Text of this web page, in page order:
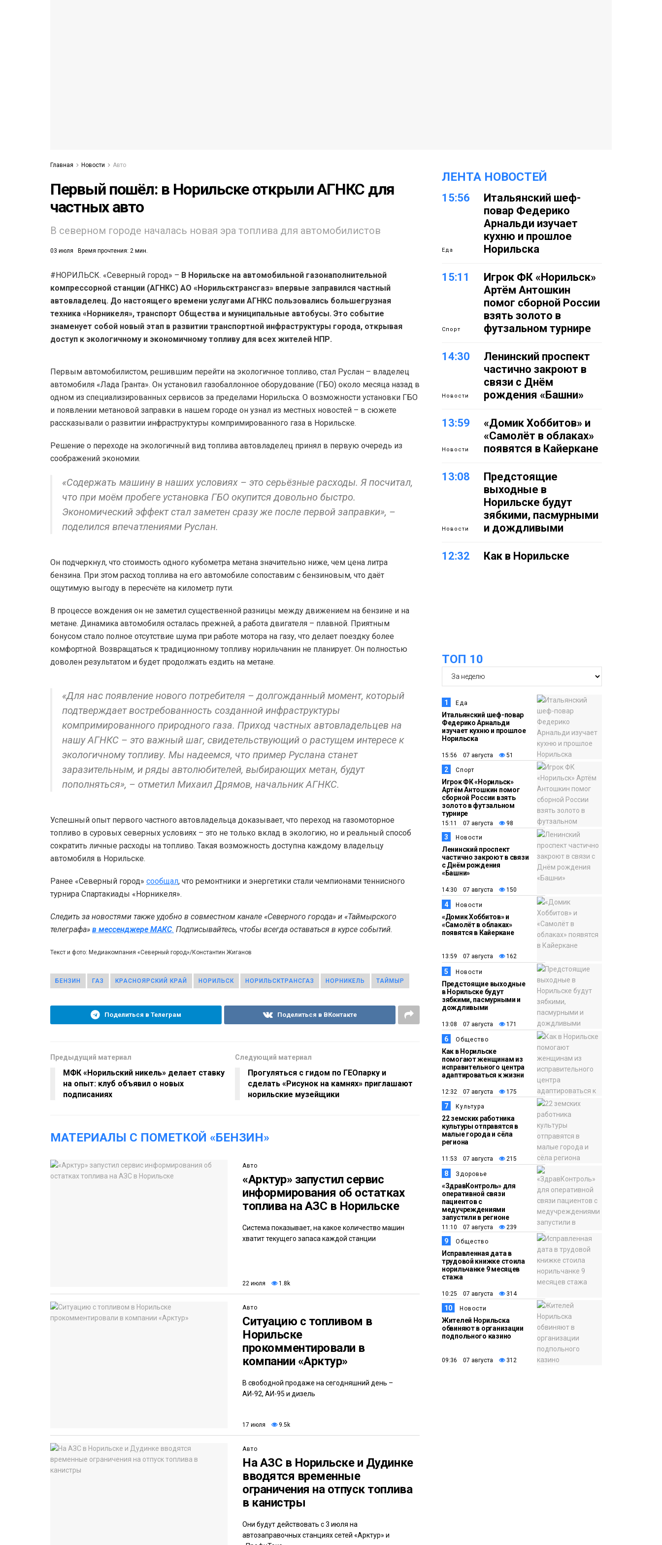
Главная Новости Авто
Первый пошёл: в Норильске открыли АГНКС для
частных авто
В северном городе началась новая эра топлива для автомобилистов
03 июля Время прочтения: 2 мин.
#НОРИЛЬСК. «Северный город» – В Норильске на автомобильной газонаполнительной
компрессорной станции (АГНКС) АО «Норильсктрансгаз» впервые заправился частный
автовладелец. До настоящего времени услугами АГНКС пользовались большегрузная
техника «Норникеля», транспорт Общества и муниципальные автобусы. Это событие
знаменует собой новый этап в развитии транспортной инфраструктуры города, открывая
доступ к экологичному и экономичному топливу для всех жителей НПР.
Первым автомобилистом, решившим перейти на экологичное топливо, стал Руслан – владелец
автомобиля «Лада Гранта». Он установил газобаллонное оборудование (ГБО) около месяца назад в
одном из специализированных сервисов за пределами Норильска. О возможности установки ГБО
и появлении метановой заправки в нашем городе он узнал из местных новостей – в сюжете
рассказывали о развитии инфраструктуры компримированного газа в Норильске.
Решение о переходе на экологичный вид топлива автовладелец принял в первую очередь из
соображений экономии.
«Содержать машину в наших условиях – это серьёзные расходы. Я посчитал,
что при моём пробеге установка ГБО окупится довольно быстро.
Экономический эффект стал заметен сразу же после первой заправки», –
поделился впечатлениями Руслан.
Он подчеркнул, что стоимость одного кубометра метана значительно ниже, чем цена литра
бензина. При этом расход топлива на его автомобиле сопоставим с бензиновым, что даёт
ощутимую выгоду в пересчёте на километр пути.
В процессе вождения он не заметил существенной разницы между движением на бензине и на
метане. Динамика автомобиля осталась прежней, а работа двигателя – плавной. Приятным
бонусом стало полное отсутствие шума при работе мотора на газу, что делает поездку более
комфортной. Возвращаться к традиционному топливу норильчанин не планирует. Он полностью
доволен результатом и будет продолжать ездить на метане.
«Для нас появление нового потребителя – долгожданный момент, который
подтверждает востребованность созданной инфраструктуры
компримированного природного газа. Приход частных автовладельцев на
нашу АГНКС – это важный шаг, свидетельствующий о растущем интересе к
экологичному топливу. Мы надеемся, что пример Руслана станет
заразительным, и ряды автолюбителей, выбирающих метан, будут
пополняться», – отметил Михаил Дрямов, начальник АГНКС.
Успешный опыт первого частного автовладельца доказывает, что переход на газомоторное
топливо в суровых северных условиях – это не только вклад в экологию, но и реальный способ
сократить личные расходы на топливо. Такая возможность доступна каждому владельцу
автомобиля в Норильске.
Ранее «Северный город» сообщал, что ремонтники и энергетики стали чемпионами теннисного
турнира Спартакиады «Норникеля».
Следить за новостями также удобно в совместном канале «Северного города» и «Таймырского
телеграфа» в мессенджере MAКС. Подписывайтесь, чтобы всегда оставаться в курсе событий.
Текст и фото: Медиакомпания «Северный город»/Константин Жиганов
БЕНЗИН ГАЗ КРАСНОЯРСКИЙ КРАЙ НОРИЛЬСК НОРИЛЬСКТРАНСГАЗ НОРНИКЕЛЬ ТАЙМЫР
Поделиться в Телеграм Поделиться в ВКонтакте
Предыдущий материал
МФК «Норильский никель» делает ставку
на опыт: клуб объявил о новых
подписаниях
Следующий материал
Прогуляться с гидом по ГЕОпарку и
сделать «Рисунок на камнях» приглашают
норильские музейщики
МАТЕРИАЛЫ С ПОМЕТКОЙ «БЕНЗИН»
Авто
«Арктур» запустил сервис
информирования об остатках
топлива на АЗС в Норильске
Система показывает, на какое количество машин
хватит текущего запаса каждой станции
22 июля 1.8k
Авто
Ситуацию с топливом в
Норильске
прокомментировали в
компании «Арктур»
В свободной продаже на сегодняшний день –
АИ-92, АИ-95 и дизель
17 июля 9.5k
Авто
На АЗС в Норильске и Дудинке
вводятся временные
ограничения на отпуск топлива
в канистры
Они будут действовать с 3 июля на
автозаправочных станциях сетей «Арктур» и
ЛЕНТА НОВОСТЕЙ
15:56
Еда
Итальянский шеф-
повар Федерико
Арнальди изучает
кухню и прошлое
Норильска
15:11
Спорт
Игрок ФК «Норильск»
Артём Антошкин
помог сборной России
взять золото в
футзальном турнире
14:30
Новости
Ленинский проспект
частично закроют в
связи с Днём
рождения «Башни»
13:59
Новости
«Домик Хоббитов» и
«Самолёт в облаках»
появятся в Кайеркане
13:08
Новости
Предстоящие
выходные в
Норильске будут
зябкими, пасмурными
и дождливыми
12:32
Как в Норильске
Культура
в малые города и сёла
региона
11:10
Здоровье
«ЗдравКонтроль» для
оперативной связи
пациентов с
медучреждениями
запустили в регионе
10:25
Общество
Исправленная дата в
трудовой книжке
стоила норильчанке 9
месяцев стажа
09:36
Новости
Жителей Норильска
обвиняют в
организации
подпольного казино
ТОП 10
1 Еда
Итальянский шеф-повар
Федерико Арнальди
изучает кухню и прошлое
Норильска
15:56 07 августа 51
2 Спорт
Игрок ФК «Норильск»
Артём Антошкин помог
сборной России взять
золото в футзальном
турнире
15:11 07 августа 98
3 Новости
Ленинский проспект
частично закроют в связи
с Днём рождения
«Башни»
14:30 07 августа 150
4 Новости
«Домик Хоббитов» и
«Самолёт в облаках»
появятся в Кайеркане
13:59 07 августа 162
5 Новости
Предстоящие выходные
в Норильске будут
зябкими, пасмурными и
дождливыми
13:08 07 августа 171
6 Общество
Как в Норильске
помогают женщинам из
исправительного центра
адаптироваться к жизни
12:32 07 августа 175
7 Культура
22 земских работника
культуры отправятся в
малые города и сёла
региона
11:53 07 августа 215
8 Здоровье
«ЗдравКонтроль» для
оперативной связи
пациентов с
медучреждениями
запустили в регионе
11:10 07 августа 239
9 Общество
Исправленная дата в
трудовой книжке стоила
норильчанке 9 месяцев
стажа
10:25 07 августа 314
10 Новости
Жителей Норильска
обвиняют в организации
подпольного казино
09:36 07 августа 312